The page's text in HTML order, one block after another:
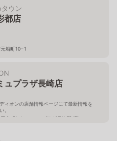
タウン
都店
船町10−1
ュプラザ長崎店
ィオンの店舗情報ページにて最新情報を
。
尾上町1-1 アミュプラザ長崎新4階